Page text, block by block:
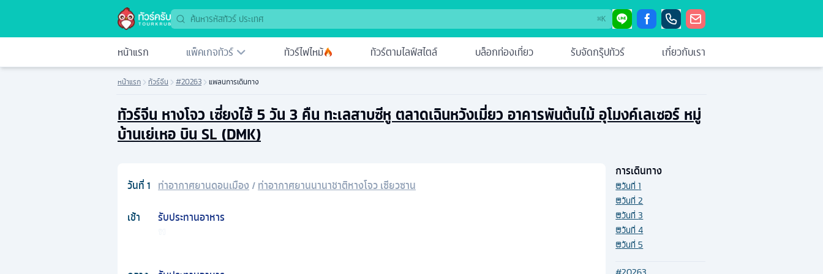
⌘K
หน้าแรก แพ็คเกจทัวร์ ทัวร์ไฟไหม้ ทัวร์ตามไลฟ์สไตล์ บล็อกท่องเที่ยว รับจัดกรุ๊ปทัวร์ เกี่ยวกับเรา
หน้าแรก ทัวร์จีน #20263 แพลนการเดินทาง
ทัวร์จีน หางโจว เซี่ยงไฮ้ 5 วัน 3 คืน ทะเลสาบซีหู ตลาดเฉินหวังเมี่ยว อาคารพันต้นไม้ อุโมงค์เลเซอร์ หมู่
บ้านเย่เหอ บิน SL (DMK)
วันที่1 ท่าอากาศยานดอนเมือง/ท่าอากาศยานนานาชาติหางโจว เซียวซาน
เช้า
รับประทานอาหาร
การเดินทาง
วันที่1
วันที่2
วันที่3
วันที่4
วันที่5